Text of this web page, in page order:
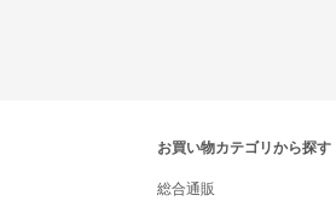
tenki.jpポイントモール
お買い物カテゴリから探す
総合通販